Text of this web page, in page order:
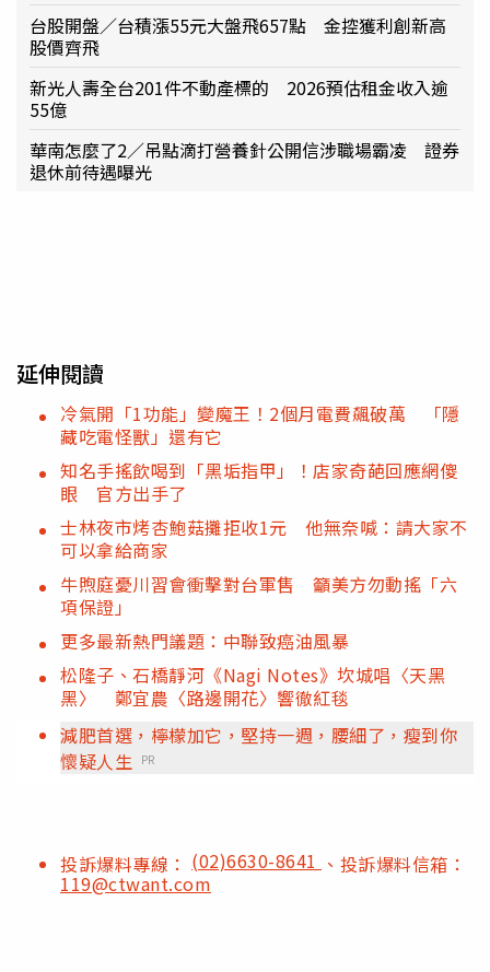
台股開盤／台積漲55元大盤飛657點 金控獲利創新高
股價齊飛
新光人壽全台201件不動產標的 2026預估租金收入逾
55億
華南怎麼了2／吊點滴打營養針公開信涉職場霸凌 證券
退休前待遇曝光
延伸閱讀
冷氣開「1功能」變魔王！2個月電費飆破萬 「隱
藏吃電怪獸」還有它
知名手搖飲喝到「黑垢指甲」！店家奇葩回應網傻
眼 官方出手了
士林夜市烤杏鮑菇攤拒收1元 他無奈喊：請大家不
可以拿給商家
牛煦庭憂川習會衝擊對台軍售 籲美方勿動搖「六
項保證」
更多最新熱門議題：中聯致癌油風暴
松隆子、石橋靜河《Nagi Notes》坎城唱〈天黑
黑〉 鄭宜農〈路邊開花〉響徹紅毯
減肥首選，檸檬加它，堅持一週，腰細了，瘦到你
懷疑人生 PR
投訴爆料專線： (02)6630-8641 、投訴爆料信箱：
119@ctwant.com